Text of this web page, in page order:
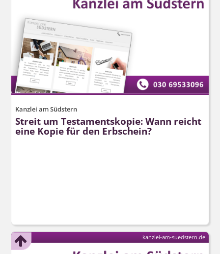
Kanzlei am Südstern
Streit um Testamentskopie: Wann reicht
eine Kopie für den Erbschein?
kanzlei-am-suedstern.de